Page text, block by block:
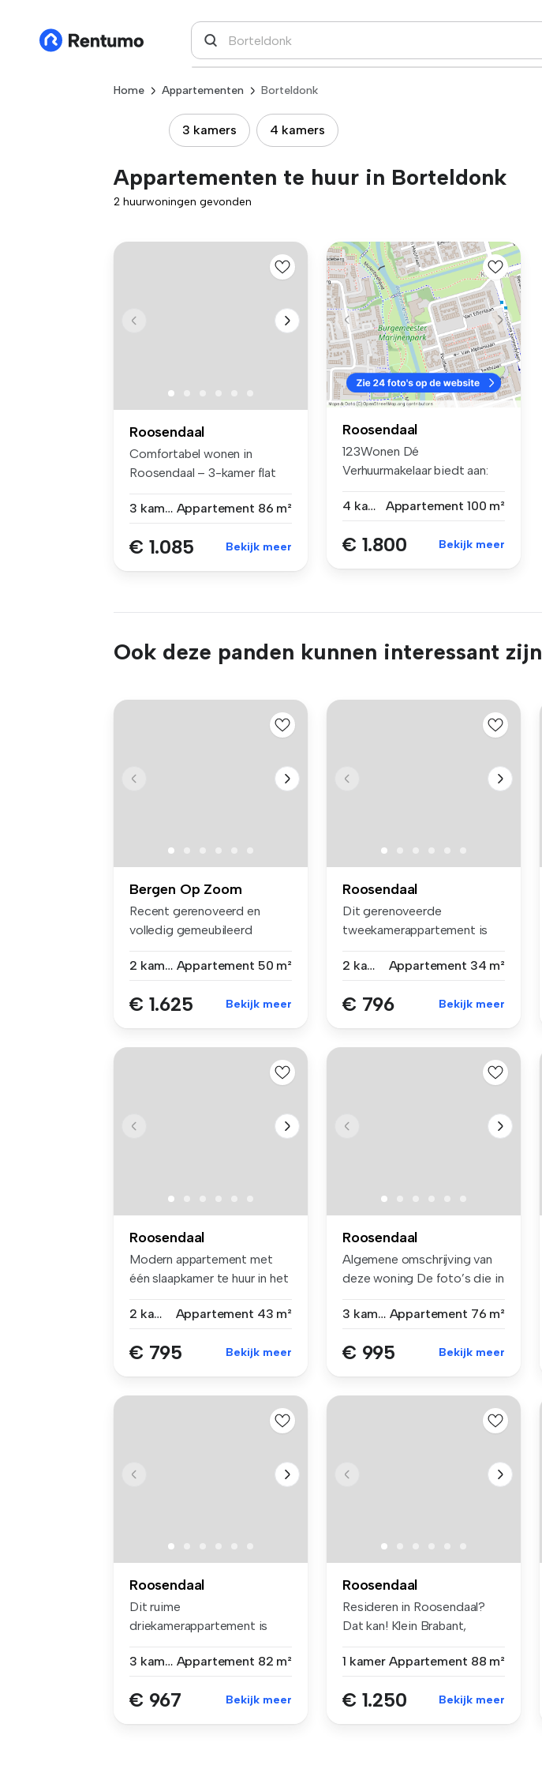
Home Appartementen Borteldonk
3 kamers 4 kamers
Appartementen te huur in Borteldonk
2 huurwoningen gevonden
Roosendaal
Comfortabel wonen in
Roosendaal – 3-kamer flat
3 kamers Appartement 86 m²
€ 1.085 Bekijk meer
Roosendaal
123Wonen Dé
Verhuurmakelaar biedt aan:
4 kamers
Appartement 100 m²
€ 1.800 Bekijk meer
Ook deze panden kunnen interessant zijn
Bergen Op Zoom
Recent gerenoveerd en
volledig gemeubileerd
2 kamers Appartement 50 m²
€ 1.625 Bekijk meer
Roosendaal
Dit gerenoveerde
tweekamerappartement is
2 kamers
Appartement 34 m²
€ 796 Bekijk meer
Roosendaal
Modern appartement met
één slaapkamer te huur in het
2 kamers
Appartement 43 m²
€ 795 Bekijk meer
Roosendaal
Algemene omschrijving van
deze woning De foto’s die in
3 kamers Appartement 76 m²
€ 995 Bekijk meer
Roosendaal
Dit ruime
driekamerappartement is
3 kamers Appartement 82 m²
€ 967 Bekijk meer
Roosendaal
Resideren in Roosendaal?
Dat kan! Klein Brabant,
1 kamer Appartement 88 m²
€ 1.250 Bekijk meer